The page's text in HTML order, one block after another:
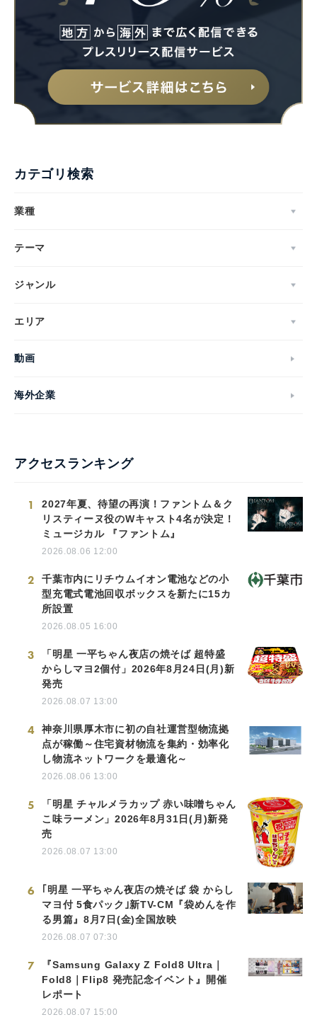
カテゴリ検索
業種
テーマ
ジャンル
エリア
動画
海外企業
アクセスランキング
1
2027年夏、待望の再演！ファントム＆ク
リスティーヌ役のWキャスト4名が決定！
ミュージカル 『ファントム』
2026.08.06 12:00
2
千葉市内にリチウムイオン電池などの小
型充電式電池回収ボックスを新たに15カ
所設置
2026.08.05 16:00
3
「明星 一平ちゃん夜店の焼そば 超特盛
からしマヨ2個付」2026年8月24日(月)新
発売
2026.08.07 13:00
4
神奈川県厚木市に初の自社運営型物流拠
点が稼働～住宅資材物流を集約・効率化
し物流ネットワークを最適化～
2026.08.06 13:00
5
「明星 チャルメラカップ 赤い味噌ちゃん
こ味ラーメン」2026年8月31日(月)新発
売
2026.08.07 13:00
6
｢明星 一平ちゃん夜店の焼そば 袋 からし
マヨ付 5食パック｣新TV-CM『袋めんを作
る男篇』8月7日(金)全国放映
2026.08.07 07:30
7
『Samsung Galaxy Z Fold8 Ultra｜
Fold8｜Flip8 発売記念イベント』開催
レポート
2026.08.07 15:00
English